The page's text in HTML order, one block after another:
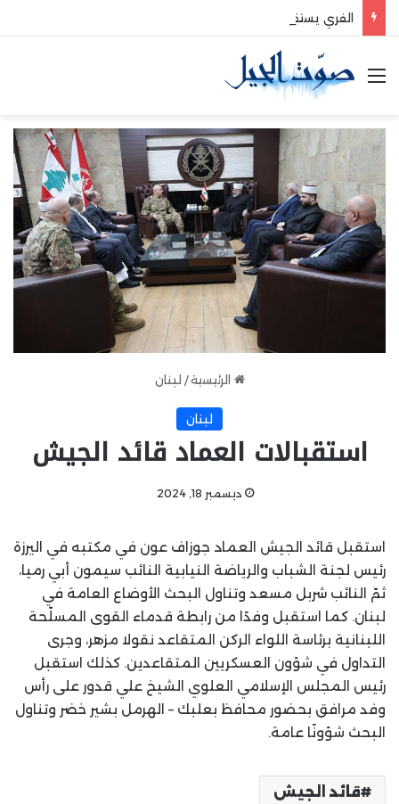
الفري يستقبل نقيب موظفي قاديشا
القائمة
الرئيسية / لبنان
لبنان
استقبالات العماد قائد الجيش
ديسمبر 18, 2024
استقبل قائد الجيش العماد جوزاف عون في مكتبه في اليرزة
رئيس لجنة الشباب والرياضة النيابية النائب سيمون أبي رميا،
ثمّ النائب شربل مسعد وتناول البحث الأوضاع العامة في
لبنان. كما استقبل وفدًا من رابطة قدماء القوى المسلّحة
اللبنانية برئاسة اللواء الركن المتقاعد نقولا مزهر، وجرى
التداول في شؤون العسكريين المتقاعدين. كذلك استقبل
رئيس المجلس الإسلامي العلوي الشيخ علي قدور على رأس
وفد مرافق بحضور محافظ بعلبك – الهرمل بشير خضر وتناول
البحث شؤونًا عامة.
قائد الجيش